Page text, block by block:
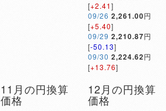
[+2.41]
09/26 2,261.00円
[+5.40]
09/29 2,210.87円
[-50.13]
09/30 2,224.62円
[+13.76]
11月の円換算
価格
12月の円換算
価格